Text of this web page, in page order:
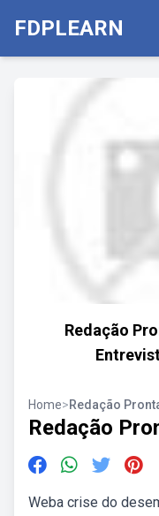
FDPLEARN
Redação
Home>Redação
Redação
Weba crise do